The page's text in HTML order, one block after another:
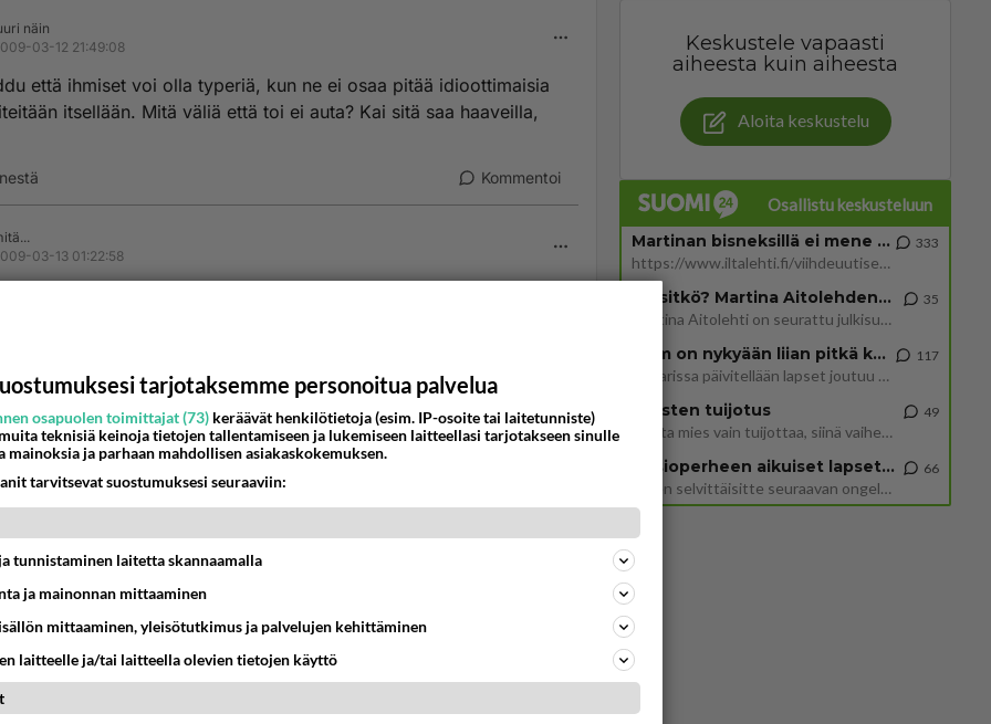
näin
03-12 21:49:08
että ihmiset voi olla typeriä, kun ne ei osaa pitää idioottimaisia
itsellään. Mitä väliä että toi ei auta? Kai sitä saa haaveilla,
Kommentoi
03-13 01:22:58
Mua ainakin vituttaisi tehdä asioita turhaan.. Siinähän haaveilette :)
typerämpää keinoa ei ole kuin joku tyhjänpäiväisten
kerääminen.
viihde/2009/05/02/coldplay-jakaa-livelevynsa-ilm
200911104/66Coldplay jakaa livelevynsä ilmaiseksi netissä
17:03 Coldplay panee uuden livetallenteensa ilmaisjakeluun...
Keskustele vapaasti
aiheesta kuin aiheesta
Aloita keskustelu
Osallistu keskusteluun
Martinan bisneksillä ei mene hyvin
https://www.iltalehti.fi/viihdeuutiset/a/c46da6ab-340f-4790-aaa7-0865eed2336 Yrityksen konkurssihakemus on tullut kärä
333
Tiesitkö? Martina Aitolehden isäpuoli on tämä suosittu laulaja
Martina Aitolehti on seurattu julkisuuden henkilö. Lähipiiriin mahtuu muitakin tunnettuja henkilöitä. Tiesitkö, että Ma
35
2 km on nykyään liian pitkä koulumatka
Hesarissa päivitellään lapset joutuu nyt kulkemaan 2 km kouluun jösses. Ruostefillarilla tuo matka menee vaikka miten äk
117
Miesten tuijotus
Mutta mies vain tuijottaa, siinä vaiheessa käännän itse pään pois. Mikä juttu? Yleensä jos joku tuijottaa tai katsoo, hä
49
Uusioperheen aikuiset lapset tyhjentää jääkaapin käydessään
Miten selvittäisitte seuraavan ongelman, meillä on uusioperhe, minulla teini-ikäiset lapset ja puolisolla aikuiset, jotk
66
tarjotaksemme personoitua palvelua
osapuolen toimittajat (73) keräävät henkilötietoja (esim. IP-osoite tai laitetunniste)
teknisiä keinoja tietojen tallentamiseen ja lukemiseen laitteellasi tarjotakseen sinulle
ja parhaan mahdollisen asiakaskokemuksen.
tarvitsevat suostumuksesi seuraaviin:
tunnistaminen laitetta skannaamalla
ja mainonnan mittaaminen
mittaaminen, yleisötutkimus ja palvelujen kehittäminen
laitteelle ja/tai laitteella olevien tietojen käyttö